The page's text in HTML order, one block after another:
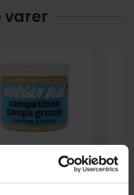
varer
Morgan Blue
Campa Grease